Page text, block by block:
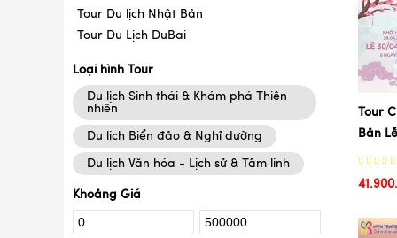
Tour Du lịch Nhật Bản
Tour Du Lịch DuBai
Loại hình Tour
Du lịch Sinh thái & Khám phá Thiên
nhiên
Du lịch Biển đảo & Nghỉ dưỡng
Du lịch Văn hóa - Lịch sử & Tâm linh
Khoảng Giá
Tour
Bản